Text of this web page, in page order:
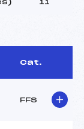
11
Cat.
FFS